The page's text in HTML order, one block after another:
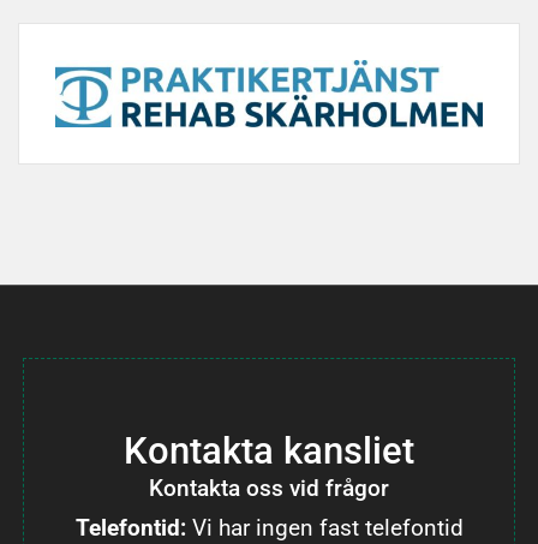
Kontakta kansliet
Kontakta oss vid frågor
Telefontid: Vi har ingen fast telefontid